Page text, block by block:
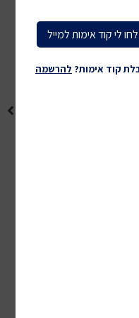
לי קוד אימות למייל
קוד אימות? להרשמה